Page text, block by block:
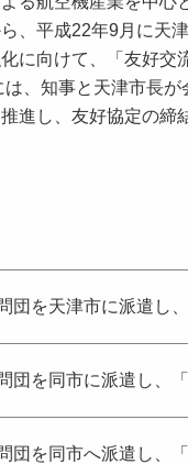
、平成22年9月に天
に向けて、「友好
、知事と天津市長
進し、友好協定の
団を天津市に派遣し
団を同市に派遣し、
団を同市へ派遣し、